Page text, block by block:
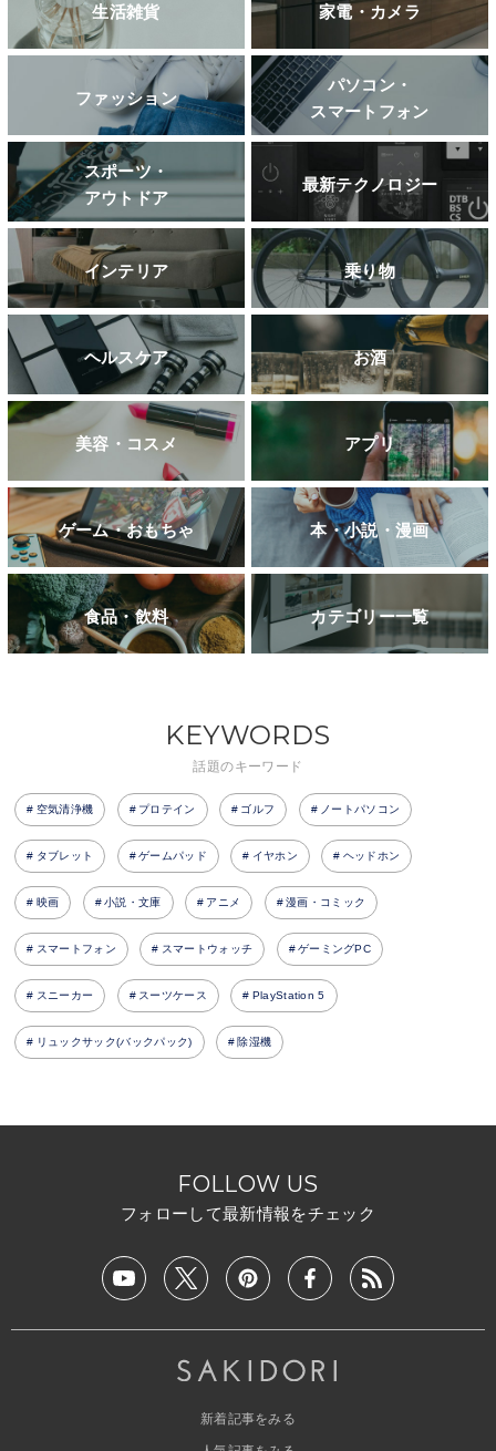
生活雑貨 家電・カメラ
ファッション
パソコン・
スマートフォン
スポーツ・
アウトドア
最新テクノロジー
インテリア 乗り物
ヘルスケア お酒
美容・コスメ アプリ
ゲーム・おもちゃ 本・小説・漫画
食品・飲料 カテゴリー一覧
KEYWORDS
話題のキーワード
空気清浄機 プロテイン ゴルフ ノートパソコン
タブレット ゲームパッド イヤホン ヘッドホン
映画 小説・文庫 アニメ 漫画・コミック
スマートフォン スマートウォッチ ゲーミングPC
スニーカー スーツケース PlayStation 5
リュックサック(バックパック) 除湿機
FOLLOW US
フォローして最新情報をチェック
新着記事をみる